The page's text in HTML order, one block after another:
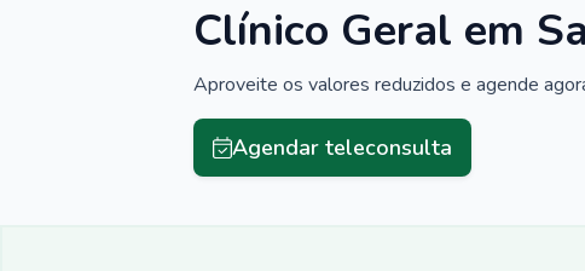
Clínico Geral em
Aproveite os valores reduzidos e agende
Agendar teleconsulta